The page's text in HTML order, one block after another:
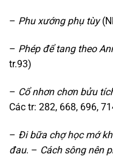
– Phu xướng phụ tùy
– Phép để tang theo
tr.93)
– Cổ nhơn chơn bửu
Các tr: 282, 668, 696,
– Đi bữa chợ học mớ
đau. – Cách sông nên